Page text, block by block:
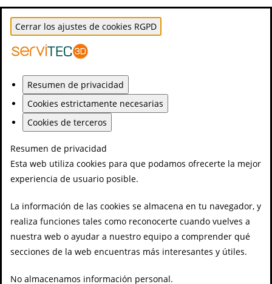
Cerrar los ajustes de cookies RGPD
Resumen de privacidad
Cookies estrictamente necesarias
Cookies de terceros
Resumen de privacidad
Esta web utiliza cookies para que podamos ofrecerte la mejor
experiencia de usuario posible.
La información de las cookies se almacena en tu navegador, y
realiza funciones tales como reconocerte cuando vuelves a
nuestra web o ayudar a nuestro equipo a comprender qué
secciones de la web encuentras más interesantes y útiles.
No almacenamos información personal.